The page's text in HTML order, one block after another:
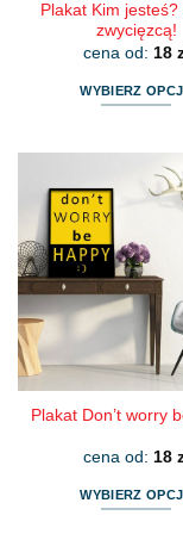
Plakat Kim jesteś?
zwycięzcą!
cena od: 18
WYBIERZ
wiele
Opcje
można
wybrać
na
Plakat Don’t worry
cena od: 18
WYBIERZ